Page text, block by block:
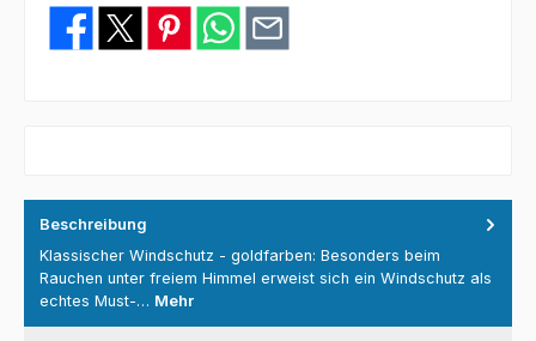
Beschreibung
Klassischer Windschutz - goldfarben: Besonders beim
Rauchen unter freiem Himmel erweist sich ein Windschutz als
echtes Must-… Mehr